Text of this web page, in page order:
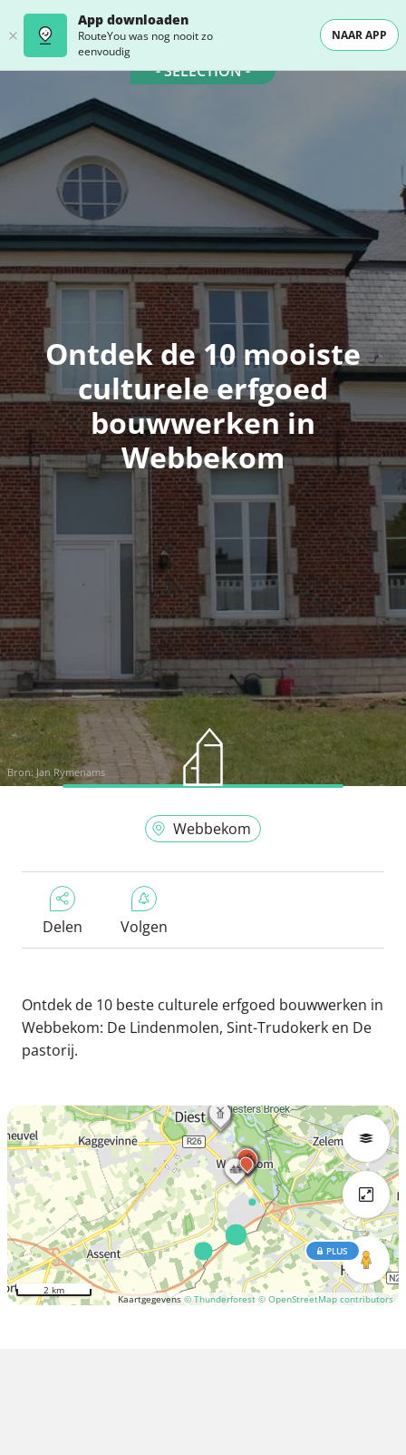
App downloaden
RouteYou was nog nooit zo
eenvoudig
NAAR APP
- SELECTION -
Ontdek de 10 mooiste
culturele erfgoed
bouwwerken in
Webbekom
Bron:Jan Rymenams
Webbekom
Delen Volgen
Ontdek de 10 beste culturele erfgoed bouwwerken in
Webbekom: De Lindenmolen, Sint-Trudokerk en De
pastorij.
Kaartgegevens © Thunderforest © OpenStreetMap contributors
PLUS
2 km